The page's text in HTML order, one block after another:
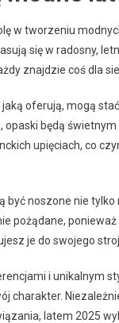
w tworzeniu
się w radosny,
znajdzie coś dla
oferują, mogą
będą
upięciach, co
noszone nie tylko
pożądane,
je do swojego
i unikalnym
charakter.
latem 2025